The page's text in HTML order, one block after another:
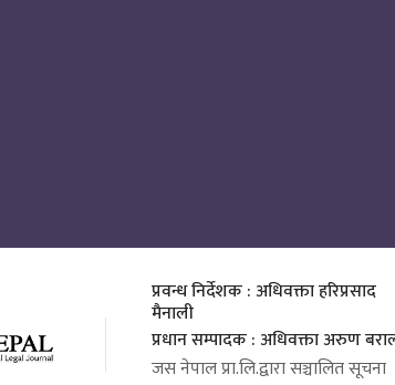
प्रवन्ध निर्देशक : अधिवक्ता हरिप्रसाद
मैनाली
प्रधान सम्पादक : अधिवक्ता अरुण
जस नेपाल प्रा.लि.द्वारा सञ्चालित सूचना